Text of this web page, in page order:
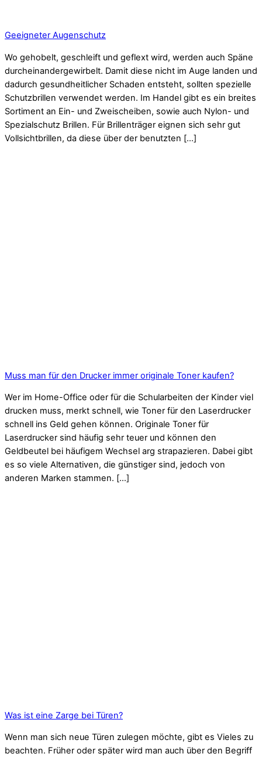
Geeigneter Augenschutz
Wo gehobelt, geschleift und geflext wird, werden auch Späne
durcheinandergewirbelt. Damit diese nicht im Auge landen und
dadurch gesundheitlicher Schaden entsteht, sollten spezielle
Schutzbrillen verwendet werden. Im Handel gibt es ein breites
Sortiment an Ein- und Zweischeiben, sowie auch Nylon- und
Spezialschutz Brillen. Für Brillenträger eignen sich sehr gut
Vollsichtbrillen, da diese über der benutzten […]
Muss man für den Drucker immer originale Toner kaufen?
Wer im Home-Office oder für die Schularbeiten der Kinder viel
drucken muss, merkt schnell, wie Toner für den Laserdrucker
schnell ins Geld gehen können. Originale Toner für
Laserdrucker sind häufig sehr teuer und können den
Geldbeutel bei häufigem Wechsel arg strapazieren. Dabei gibt
es so viele Alternativen, die günstiger sind, jedoch von
anderen Marken stammen. […]
Was ist eine Zarge bei Türen?
Wenn man sich neue Türen zulegen möchte, gibt es Vieles zu
beachten. Früher oder später wird man auch über den Begriff